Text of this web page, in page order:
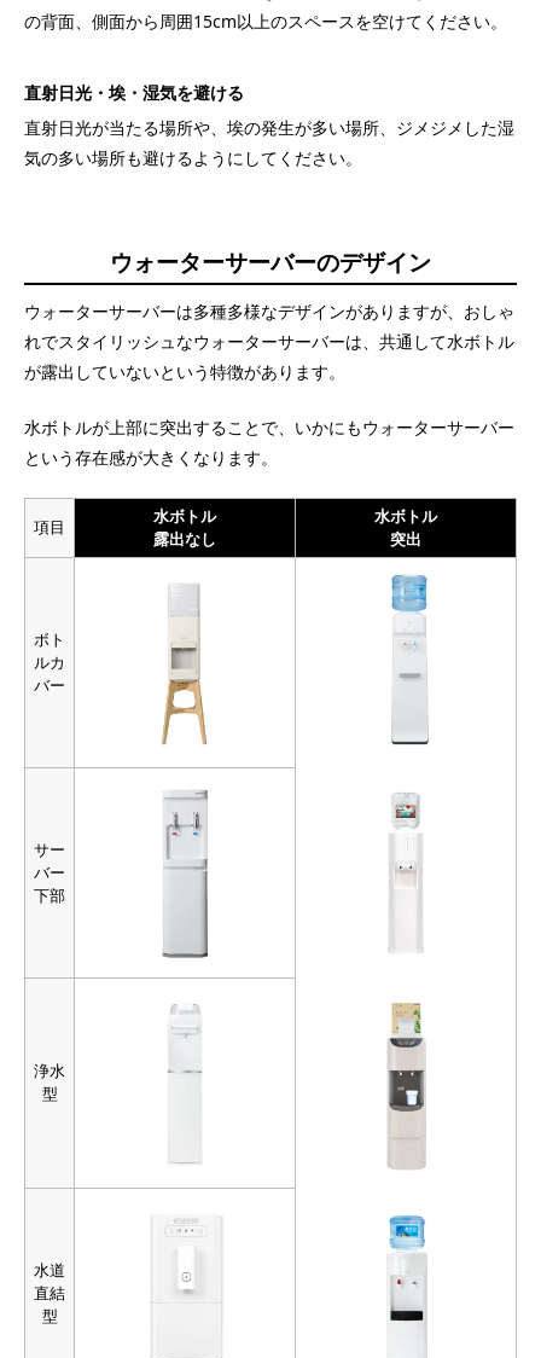
の背面、側面から周囲15cm以上のスペースを空けてください。
直射日光・埃・湿気を避ける
直射日光が当たる場所や、埃の発生が多い場所、ジメジメした湿
気の多い場所も避けるようにしてください。
ウォーターサーバーのデザイン
ウォーターサーバーは多種多様なデザインがありますが、おしゃ
れでスタイリッシュなウォーターサーバーは、共通して水ボトル
が露出していないという特徴があります。
水ボトルが上部に突出することで、いかにもウォーターサーバー
という存在感が大きくなります。
項目
水ボトル
露出なし
水ボトル
突出
ボト
ルカ
バー
サー
バー
下部
浄水
型
水道
直結
型